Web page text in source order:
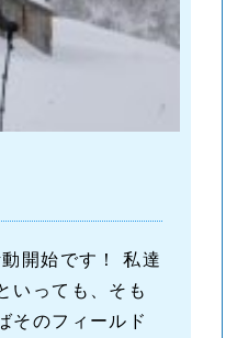
開始です！ 私達
いっても、そも
そのフィールド